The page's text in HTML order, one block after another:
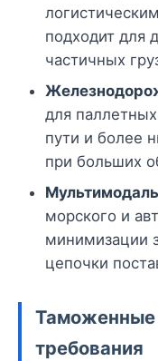
подходит для
частичных
для
пути и более
при больших
морского и
минимизации
цепочки
Таможенные
требования